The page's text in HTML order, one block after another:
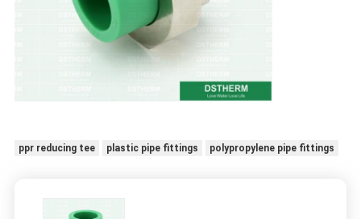
ppr reducing tee plastic pipe fittings polypropylene pipe fittings